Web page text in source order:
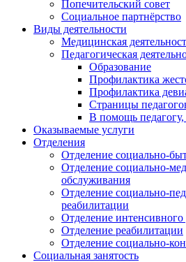
Попечительский совет
Социальное партнёрство
Виды деятельности
Медицинская
Педагогическая
Образование
Профилактика
Профилактика
Страницы
В помощь
Оказываемые услуги
Отделения
Отделение социально-
Отделение социально-
обслуживания
Отделение социально-
реабилитации
Отделение интенсивного
Отделение реабилитации
Отделение социально-
Социальная занятость